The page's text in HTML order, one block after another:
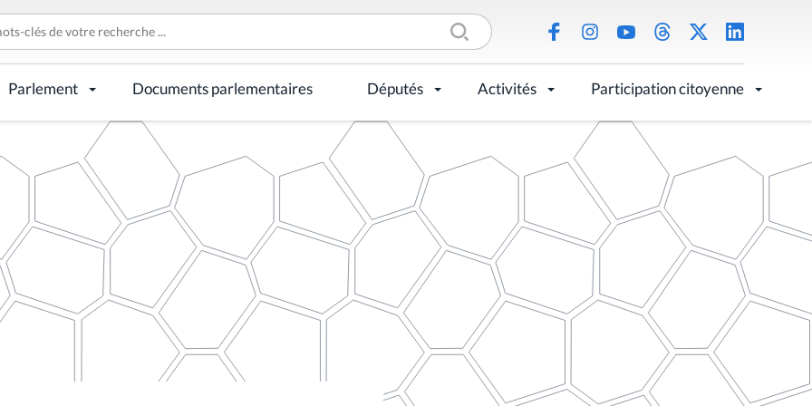
Parlement Documents parlementaires Députés Activités Participation citoyenne